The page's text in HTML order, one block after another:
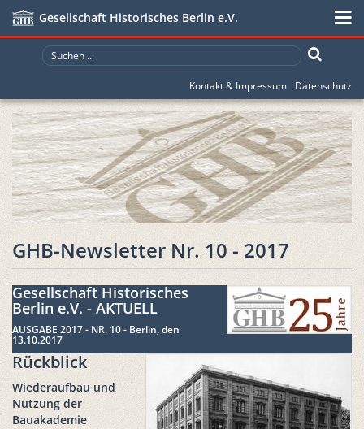
Gesellschaft Historisches Berlin e.V.
Kontakt & Impressum Datenschutz
GHB-Newsletter Nr. 10 - 2017
Gesellschaft Historisches
Berlin e.V. - AKTUELL
AUSGABE 2017 - NR. 10 - Berlin, den
13.10.2017
Rückblick
Wiederaufbau und
Nutzung der
Bauakademie